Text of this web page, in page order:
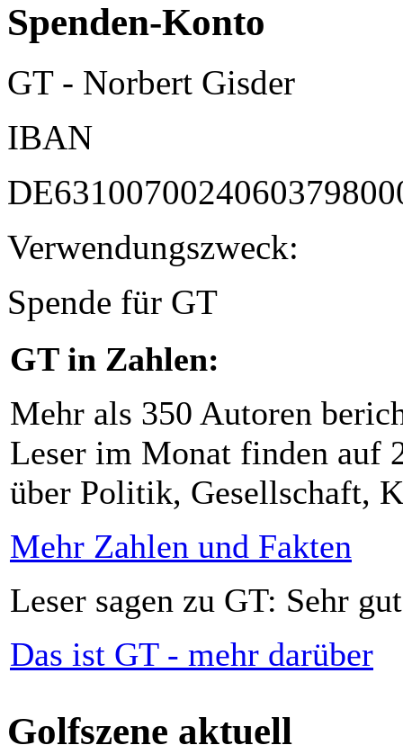
Spenden-Konto
GT - Norbert Gisder
IBAN
Verwendungszweck:
Spende für GT
GT in Zahlen:
Mehr als 350 Autoren
Leser im Monat finden auf
über Politik, Gesellschaft,
Mehr Zahlen und Fakten
Leser sagen zu GT: Sehr
Das ist GT - mehr darüber
Golfszene aktuell